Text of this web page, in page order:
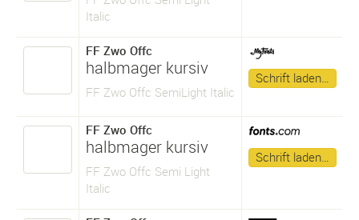
Italic
FF Zwo Offc
halbmager kursiv
FF Zwo Offc SemiLight Italic
Schrift laden…
FF Zwo Offc
halbmager kursiv
FF Zwo Offc Semi Light
Italic
Schrift laden…